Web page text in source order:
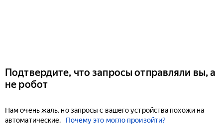
Подтвердите, что запросы отправляли вы, а
не робот
Нам очень жаль, но запросы с вашего устройства похожи на
автоматические.
Почему это могло произойти?